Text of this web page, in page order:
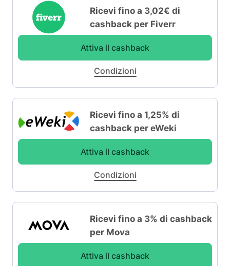
Ricevi fino a 3,02€ di
cashback per Fiverr
Attiva il cashback
Condizioni
Ricevi fino a 1,25% di
cashback per eWeki
Attiva il cashback
Condizioni
Ricevi fino a 3% di cashback
per Mova
Attiva il cashback